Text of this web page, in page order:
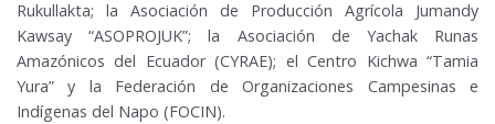
Rukullakta; la Asociación de Producción Agrícola Jumandy
Kawsay “ASOPROJUK”; la Asociación de Yachak Runas
Amazónicos del Ecuador (CYRAE); el Centro Kichwa “Tamia
Yura” y la Federación de Organizaciones Campesinas e
Indígenas del Napo (FOCIN).